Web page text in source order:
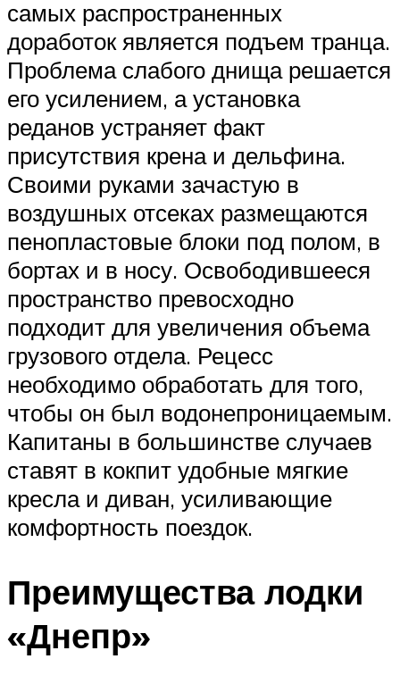
самых распространенных
доработок является подъем транца.
Проблема слабого днища решается
его усилением, а установка
реданов устраняет факт
присутствия крена и дельфина.
Своими руками зачастую в
воздушных отсеках размещаются
пенопластовые блоки под полом, в
бортах и в носу. Освободившееся
пространство превосходно
подходит для увеличения объема
грузового отдела. Рецесс
необходимо обработать для того,
чтобы он был водонепроницаемым.
Капитаны в большинстве случаев
ставят в кокпит удобные мягкие
кресла и диван, усиливающие
комфортность поездок.
Преимущества лодки
«Днепр»